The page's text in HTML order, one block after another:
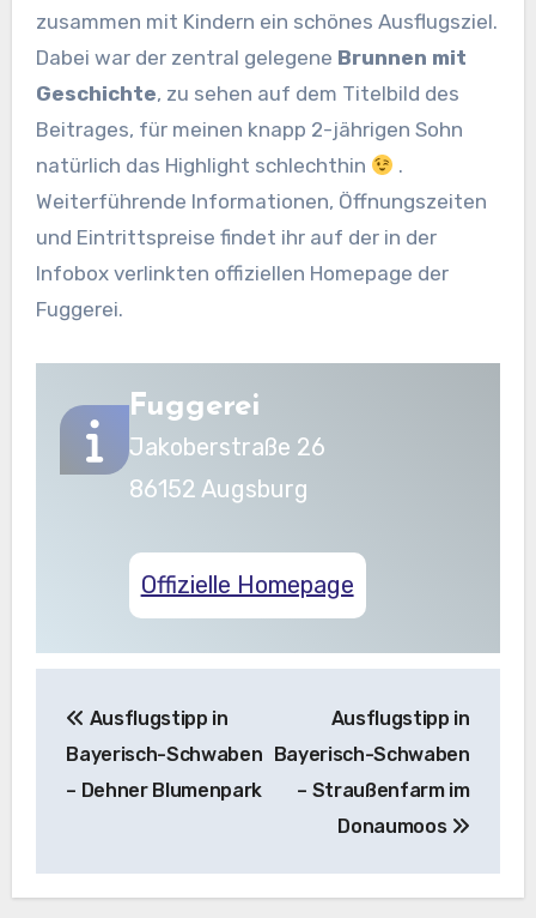
zusammen mit Kindern ein schönes Ausflugsziel.
Dabei war der zentral gelegene Brunnen mit
Geschichte, zu sehen auf dem Titelbild des
Beitrages, für meinen knapp 2-jährigen Sohn
natürlich das Highlight schlechthin
.
Weiterführende Informationen, Öffnungszeiten
und Eintrittspreise findet ihr auf der in der
Infobox verlinkten offiziellen Homepage der
Fuggerei.
Fuggerei
Jakoberstraße 26
86152 Augsburg
Offizielle Homepage
Ausflugstipp in
Bayerisch-Schwaben
– Dehner Blumenpark
Ausflugstipp in
Bayerisch-Schwaben
– Straußenfarm im
Donaumoos